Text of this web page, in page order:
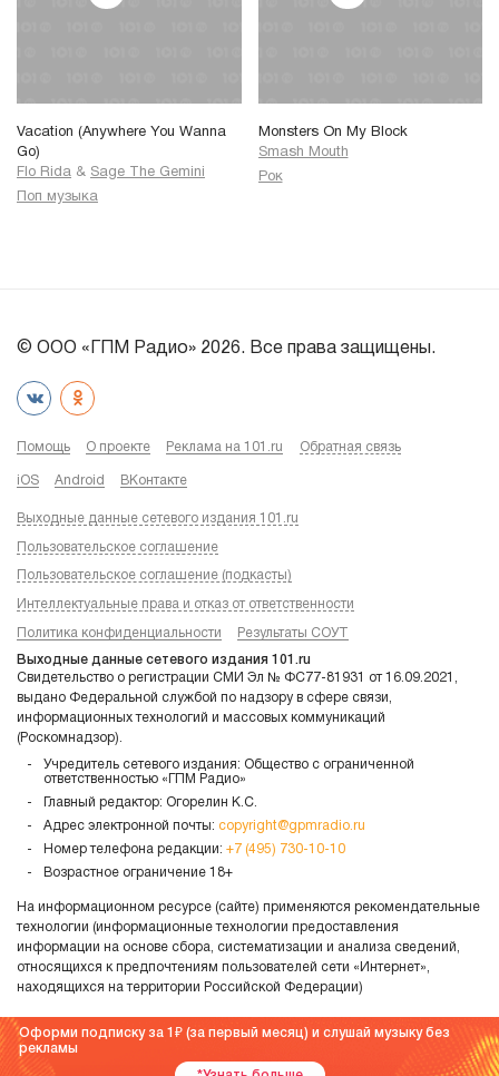
Vacation (Anywhere You Wanna
Go)
Flo Rida & Sage The Gemini
Поп музыка
Monsters On My Block
Smash Mouth
Рок
© ООО «ГПМ Радио» 2026. Все права защищены.
Помощь О проекте Реклама на 101.ru Обратная связь
iOS Android ВКонтакте
Выходные данные сетевого издания 101.ru
Пользовательское соглашение
Пользовательское соглашение (подкасты)
Интеллектуальные права и отказ от ответственности
Политика конфиденциальности Результаты СОУТ
Выходные данные сетевого издания 101.ru
Свидетельство о регистрации СМИ Эл № ФС77-81931 от 16.09.2021,
выдано Федеральной службой по надзору в сфере связи,
информационных технологий и массовых коммуникаций
(Роскомнадзор).
Учредитель сетевого издания: Общество с ограниченной
ответственностью «ГПМ Радио»
Главный редактор: Огорелин К.С.
Адрес электронной почты: copyright@gpmradio.ru
Номер телефона редакции: +7 (495) 730-10-10
Возрастное ограничение 18+
На информационном ресурсе (сайте) применяются рекомендательные
технологии (информационные технологии предоставления
информации на основе сбора, систематизации и анализа сведений,
относящихся к предпочтениям пользователей сети «Интернет»,
находящихся на территории Российской Федерации)
Оформи подписку за 1
(за первый месяц) и слушай музыку без
рекламы